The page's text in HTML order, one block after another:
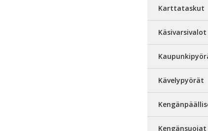
Karttataskut
Käsivarsivalot
Kävelypyörät
Kengänsuojat